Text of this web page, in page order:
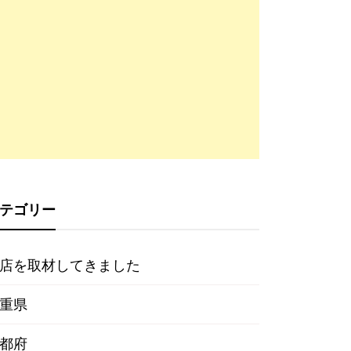
ゴリー
を取材してきました
県
府